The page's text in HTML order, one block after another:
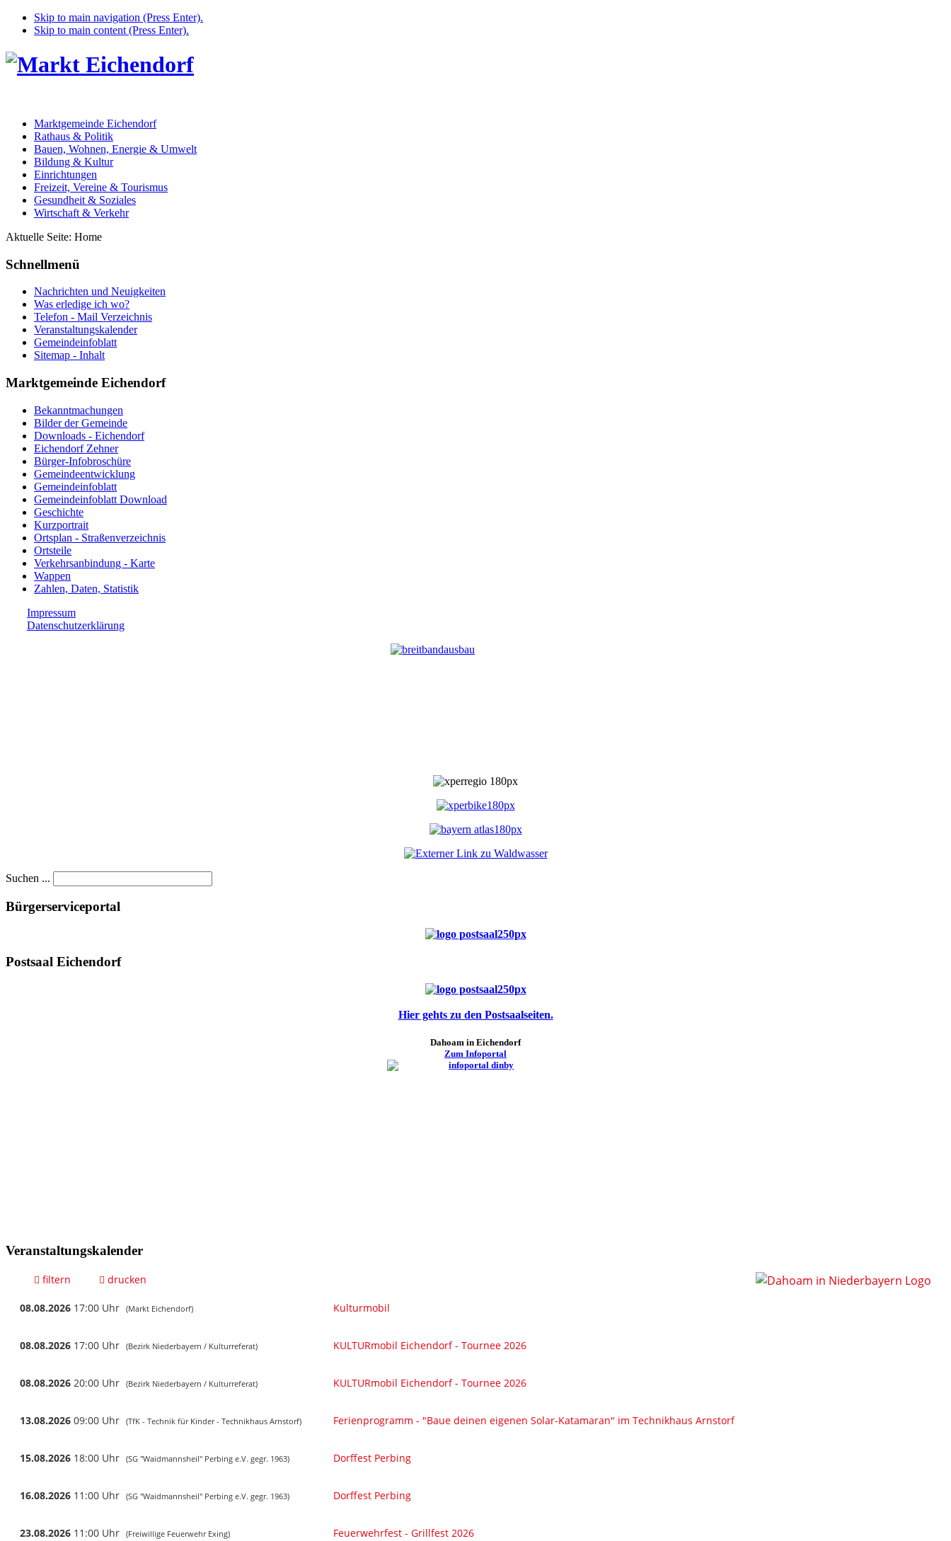
Skip to main navigation (Press Enter).
Skip to main content (Press Enter).
Marktgemeinde Eichendorf
Rathaus & Politik
Bauen, Wohnen, Energie & Umwelt
Bildung & Kultur
Einrichtungen
Freizeit, Vereine & Tourismus
Gesundheit & Soziales
Wirtschaft & Verkehr
Aktuelle Seite: Home
Schnellmenü
Nachrichten und Neuigkeiten
Was erledige ich wo?
Telefon - Mail Verzeichnis
Veranstaltungskalender
Gemeindeinfoblatt
Sitemap - Inhalt
Marktgemeinde Eichendorf
Bekanntmachungen
Bilder der Gemeinde
Downloads - Eichendorf
Eichendorf Zehner
Bürger-Infobroschüre
Gemeindeentwicklung
Gemeindeinfoblatt
Gemeindeinfoblatt Download
Geschichte
Kurzportrait
Ortsplan - Straßenverzeichnis
Ortsteile
Verkehrsanbindung - Karte
Wappen
Zahlen, Daten, Statistik
Impressum
Datenschutzerklärung
Suchen ...
Bürgerserviceportal
Postsaal Eichendorf
Hier gehts zu den Postsaalseiten.
Dahoam in Eichendorf
Zum Infoportal
Veranstaltungskalender